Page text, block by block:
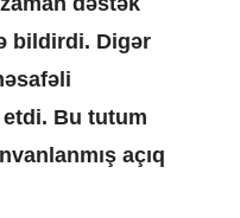
bildirdi. Digər
etdi. Bu tutum
açıq